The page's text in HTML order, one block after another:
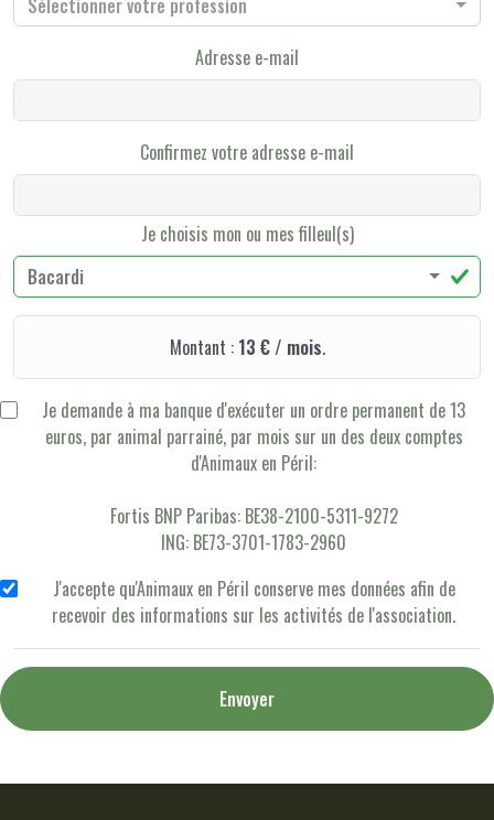
Sélectionner votre profession
Adresse e-mail
Confirmez votre adresse e-mail
Je choisis mon ou mes filleul(s)
Bacardi
Montant : 13 € / mois.
Je demande à ma banque d'exécuter un ordre permanent de 13
euros, par animal parrainé, par mois sur un des deux comptes
d'Animaux en Péril:
Fortis BNP Paribas: BE38-2100-5311-9272
ING: BE73-3701-1783-2960
J'accepte qu'Animaux en Péril conserve mes données afin de
recevoir des informations sur les activités de l'association.
Envoyer